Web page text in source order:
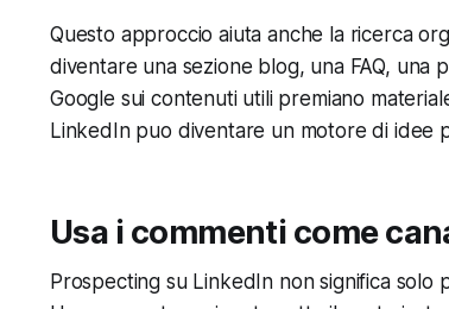
Questo approccio aiuta anche la ricerca
diventare una sezione blog, una FAQ, una
Google sui contenuti utili premiano
LinkedIn puo diventare un motore di idee
Usa i commenti come
Prospecting su LinkedIn non significa solo